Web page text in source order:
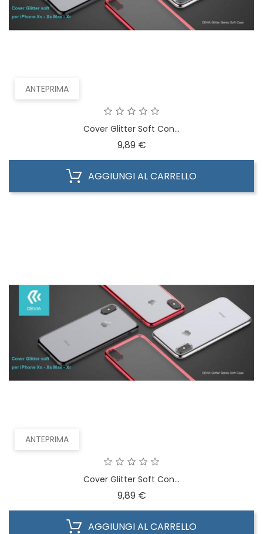
ANTEPRIMA
Cover Glitter Soft Con...
9,89 €Prezzo
AGGIUNGI AL CARRELLO
ANTEPRIMA
Cover Glitter Soft Con...
9,89 €Prezzo
AGGIUNGI AL CARRELLO